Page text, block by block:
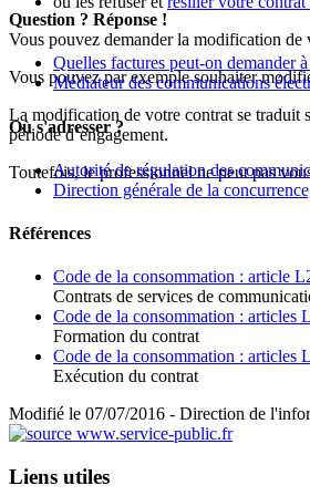
Vous pouvez demander la modification de
Vous pouvez par exemple souhaiter
La modification de votre contrat se traduit
période d’engagement.
Toutefois, le professionnel ne peut pas
Question ? Réponse !
Quelles factures peut-on demander
Médiateur des communications
Où s'adresser ?
Autorité de régulation des
Direction générale de la
Références
Code de la consommation : article
Contrats de services de
Code de la consommation : articles
Formation du contrat
Code de la consommation : articles
Exécution du contrat
Modifié le 07/07/2016 - Direction de
Liens utiles